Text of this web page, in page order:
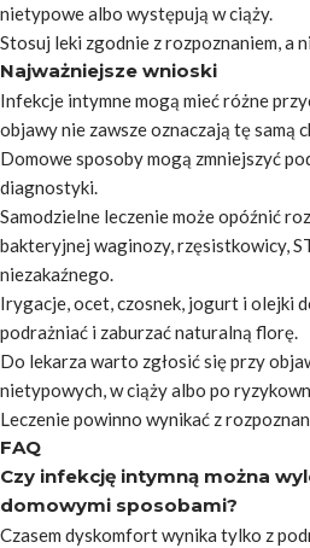
nietypowe albo występują w ciąży.
Stosuj leki zgodnie z rozpoznaniem, a
Najważniejsze wnioski
Infekcje intymne mogą mieć różne
objawy nie zawsze oznaczają tę samą
Domowe sposoby mogą zmniejszyć
diagnostyki.
Samodzielne leczenie może opóźnić
bakteryjnej waginozy, rzęsistkowicy,
niezakaźnego.
Irygacje, ocet, czosnek, jogurt i olejki
podrażniać i zaburzać naturalną florę.
Do lekarza warto zgłosić się przy
nietypowych, w ciąży albo po
Leczenie powinno wynikać z
FAQ
Czy infekcję intymną można
domowymi sposobami?
Czasem dyskomfort wynika tylko z